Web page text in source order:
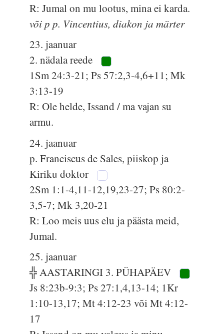
R: Jumal on mu lootus, mina ei karda.
või p p. Vincentius, diakon ja märter
23. jaanuar
2. nädala reede
1Sm 24:3-21; Ps 57:2,3-4,6+11; Mk
3:13-19
R: Ole helde, Issand / ma vajan su
armu.
24. jaanuar
p. Franciscus de Sales, piiskop ja
Kiriku doktor
2Sm 1:1-4,11-12,19,23-27; Ps 80:2-
3,5-7; Mk 3,20-21
R: Loo meis uus elu ja päästa meid,
Jumal.
25. jaanuar
╬ AASTARINGI 3. PÜHAPÄEV
Js 8:23b-9:3; Ps 27:1,4,13-14; 1Kr
1:10-13,17; Mt 4:12-23 või Mt 4:12-
17